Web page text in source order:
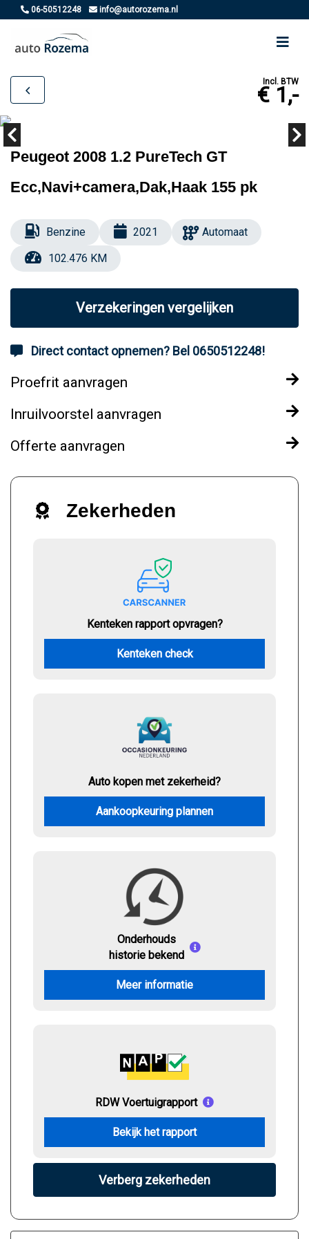
06-50512248 info@autorozema.nl
Incl. BTW
€ 1,-
Peugeot 2008 1.2 PureTech GT
Ecc,Navi+camera,Dak,Haak 155 pk
Benzine 2021
Automaat
102.476 KM
Verzekeringen vergelijken
Direct contact opnemen? Bel 0650512248!
Proefrit aanvragen
Inruilvoorstel aanvragen
Offerte aanvragen
Zekerheden
Kenteken rapport opvragen?
Kenteken check
Auto kopen met zekerheid?
Aankoopkeuring plannen
Onderhouds
historie bekend
Meer informatie
RDW Voertuigrapport
Bekijk het rapport
Verberg zekerheden